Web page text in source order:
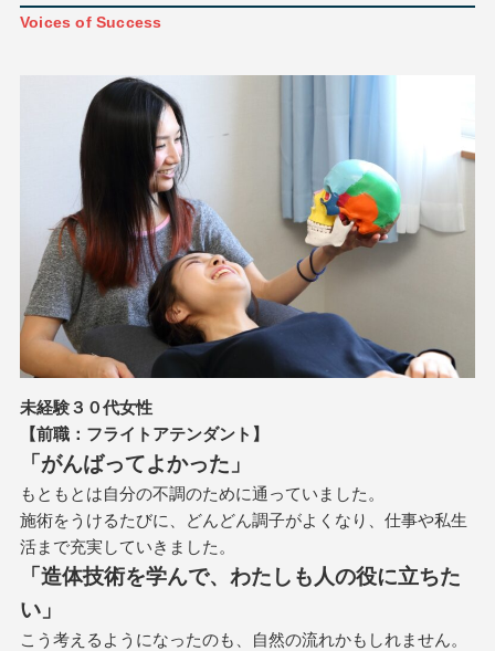
Voices of Success
未経験３０代女性
【前職：フライトアテンダント】
「がんばってよかった」
もともとは自分の不調のために通っていました。
施術をうけるたびに、どんどん調子がよくなり、仕事や私生
活まで充実していきました。
「造体技術を学んで、わたしも人の役に立ちた
い」
こう考えるようになったのも、自然の流れかもしれません。